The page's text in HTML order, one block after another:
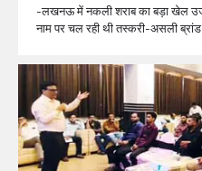
-लखनऊ में नकली शराब का बड़ा खेल
नाम पर चल रही थी तस्करी-असली